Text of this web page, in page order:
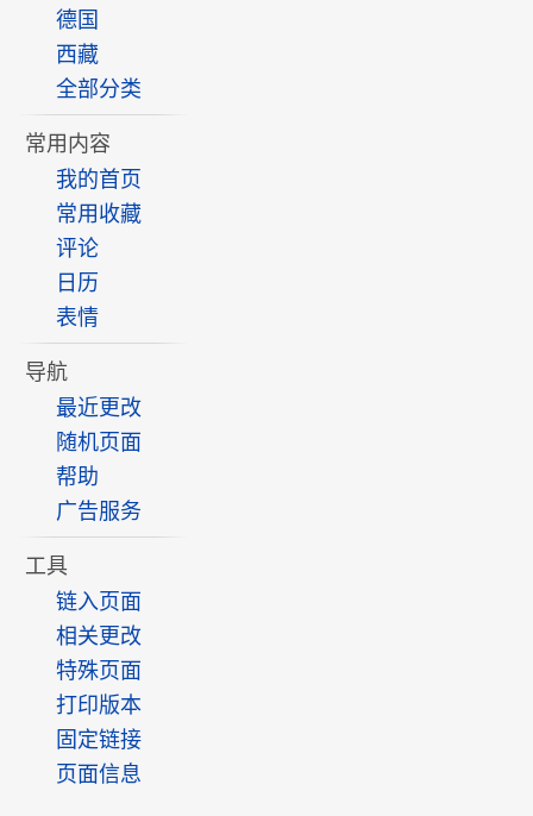
德国
西藏
全部分类
常用内容
我的首页
常用收藏
评论
日历
表情
导航
最近更改
随机页面
帮助
广告服务
工具
链入页面
相关更改
特殊页面
打印版本
固定链接
页面信息